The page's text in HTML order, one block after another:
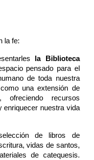
la fe:
la Biblioteca
pensado para el
de toda nuestra
una extensión de
ofreciendo recursos
enriquecer nuestra vida
de libros de
vidas de santos,
de catequesis.